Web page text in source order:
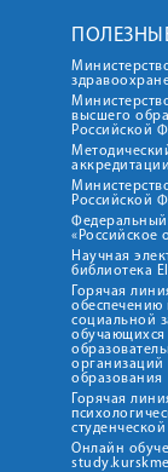
высшего
Российской
Российской
Федеральный
«Российское
Научная
библиотека
Горячая
обеспечению
социальной
обучающихся
организаций
образования
Горячая
Онлайн